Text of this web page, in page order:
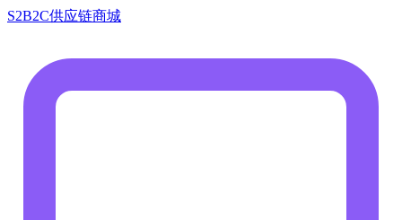
S2B2C供应链商城